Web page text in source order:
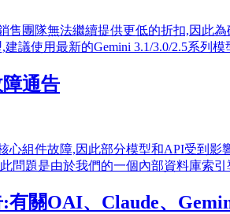
售團隊無法繼續提供更低的折扣,因此
建議使用最新的Gemini 3.1/3.0/2.5系列
障通告
心組件故障,因此部分模型和API受到影
問題是由於我們的一個內部資料庫索
:有關OAI、Claude、